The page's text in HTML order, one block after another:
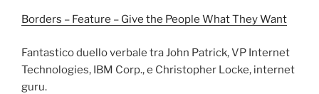
Borders – Feature – Give the People What They Want
Fantastico duello verbale tra John Patrick, VP Internet
Technologies, IBM Corp., e Christopher Locke, internet
guru.